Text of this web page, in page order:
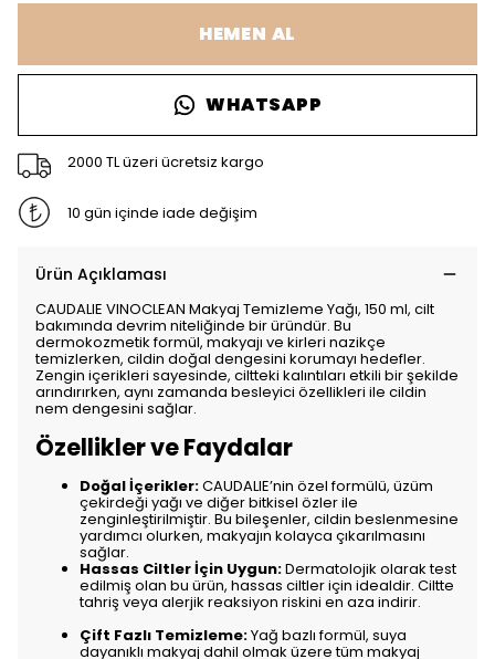
HEMEN AL
WHATSAPP
2000 TL üzeri ücretsiz kargo
10 gün içinde iade değişim
Ürün Açıklaması
CAUDALIE VINOCLEAN Makyaj Temizleme Yağı, 150 ml, cilt
bakımında devrim niteliğinde bir üründür. Bu
dermokozmetik formül, makyajı ve kirleri nazikçe
temizlerken, cildin doğal dengesini korumayı hedefler.
Zengin içerikleri sayesinde, ciltteki kalıntıları etkili bir şekilde
arındırırken, aynı zamanda besleyici özellikleri ile cildin
nem dengesini sağlar.
Özellikler ve Faydalar
Doğal İçerikler:CAUDALIE’nin özel formülü, üzüm
çekirdeği yağı ve diğer bitkisel özler ile
zenginleştirilmiştir. Bu bileşenler, cildin beslenmesine
yardımcı olurken, makyajın kolayca çıkarılmasını
sağlar.
Hassas Ciltler İçin Uygun:Dermatolojik olarak test
edilmiş olan bu ürün, hassas ciltler için idealdir. Ciltte
tahriş veya alerjik reaksiyon riskini en aza indirir.
Çift Fazlı Temizleme:Yağ bazlı formül, suya
dayanıklı makyaj dahil olmak üzere tüm makyaj